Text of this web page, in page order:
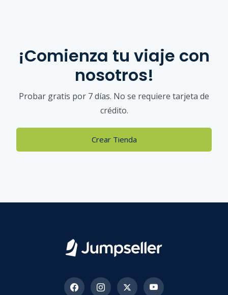
¡Comienza tu viaje con
nosotros!
Probar gratis por 7 días. No se requiere tarjeta de
crédito.
Crear Tienda